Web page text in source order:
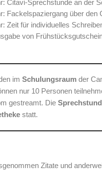
Citavi-Sprechstunde an der
Fackelspaziergang über den
Zeit für individuelles
von
im Schulungsraum der
nur 10 Personen
gestreamt. Die
statt.
Zitate und